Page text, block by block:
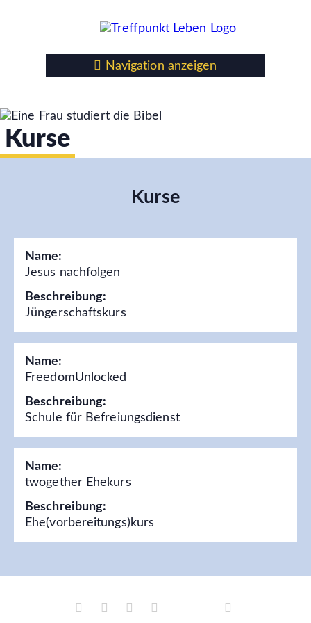
Navigation anzeigen
Kurse
Kurse
Name:
Jesus nachfolgen
Beschreibung:
Jüngerschaftskurs
Name:
FreedomUnlocked
Beschreibung:
Schule für Befreiungsdienst
Name:
twogether Ehekurs
Beschreibung:
Ehe(vorbereitungs)kurs